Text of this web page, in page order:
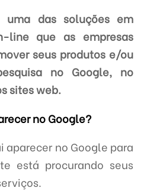
uma das soluções em
line que as empresas
seus produtos e/ou
no Google, no
sites web.
no Google?
aparecer no Google para
está procurando seus